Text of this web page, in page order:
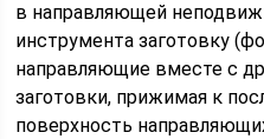
в направляющей
инструмента заготовку
направляющие вместе с
заготовки, прижимая к
поверхность